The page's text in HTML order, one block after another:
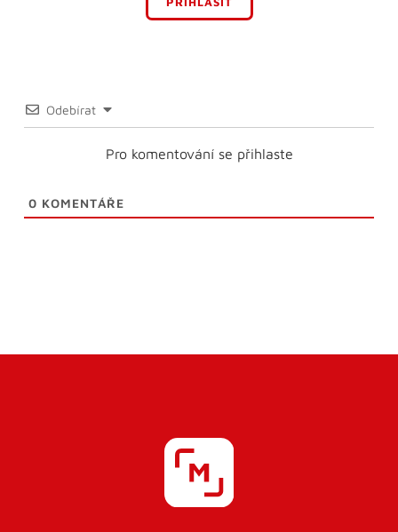
Odebírat
Pro komentování se přihlaste
0 KOMENTÁŘE